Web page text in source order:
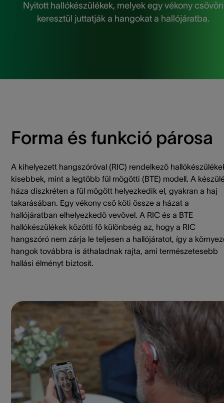
Nyitott hallókészülékek, melyek egy vékony csövön
keresztül juttatják a hangokat a hallójáratba.
Forma és funkció párosa
A kihelyezett hangszóróval (RIC) rendelkező
kisebbek, mint a legtöbb fül mögötti (BTE) modell. A
háza diszkréten a fül mögött helyezkedik el, gyakran a haj
takarásában. Egy vékony cső köti össze a házat a
hallójáratban elhelyezkedő vevővel. A RIC és a BTE
hallókészülékek közötti fő különbség az, hogy a RIC
hangszóró nem zárja le teljesen a hallójáratot, így a
hangok továbbra is áthaladnak rajta, ami természetesebb
hallási élményt biztosít.